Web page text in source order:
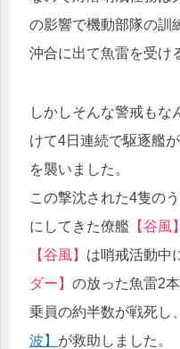
の影響で機動部隊の訓
沖合に出て魚雷を受け
しかしそんな警戒もな
けて4日連続で駆逐艦
を襲いました。
この撃沈された4隻の
にしてきた僚艦 【谷風】
【谷風】 は哨戒活動中
ダー】 の放った魚雷2
乗員の約半数が戦死し
波】 が救助しました。